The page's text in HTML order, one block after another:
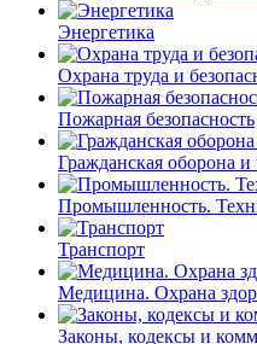
Энергетика
Охрана труда и
Пожарная безопасность
Гражданская оборона
Промышленность.
Транспорт
Медицина. Охрана
Законы, кодексы и